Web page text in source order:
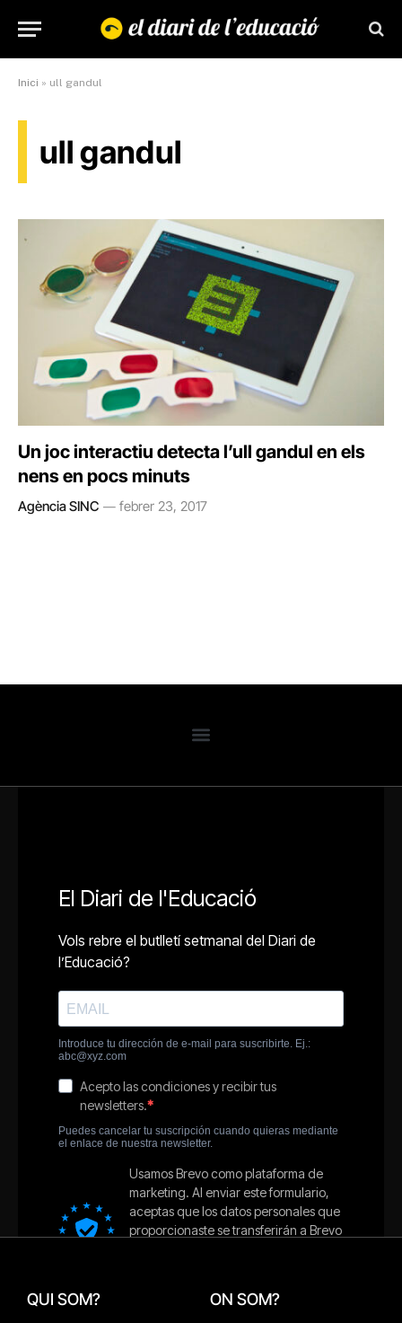
Inici » ull gandul
ull gandul
Un joc interactiu detecta l’ull gandul en els
nens en pocs minuts
Agència SINC febrer 23, 2017
QUI SOM? ON SOM?